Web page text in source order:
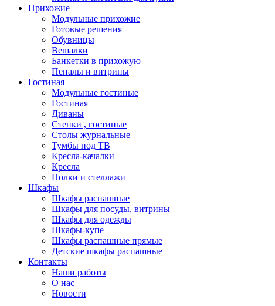
Прихожие
Модульные прихожие
Готовые решения
Обувницы
Вешалки
Банкетки в прихожую
Пеналы и витрины
Гостиная
Модульные гостиные
Гостиная
Диваны
Стенки , гостиные
Столы журнальные
Тумбы под ТВ
Кресла-качалки
Кресла
Полки и стеллажи
Шкафы
Шкафы распашные
Шкафы для посуды, витрины
Шкафы для одежды
Шкафы-купе
Шкафы распашные прямые
Детские шкафы распашные
Контакты
Наши работы
О нас
Новости